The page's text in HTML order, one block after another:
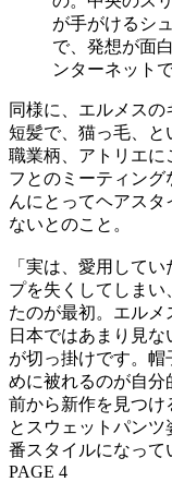
が手がけるシ
で、発想が面
ンターネット
同様に、エルメスの
短髪で、猫っ毛、と
職業柄、アトリエに
フとのミーティング
んにとってヘアス
ないとのこと。
「実は、愛用して
プを失くしてしまい
たのが最初。エルメ
日本ではあまり見
が切っ掛けです。
めに被れるのが自分
前から新作を見つけ
とスウェットパン
番スタイルになって
PAGE 4